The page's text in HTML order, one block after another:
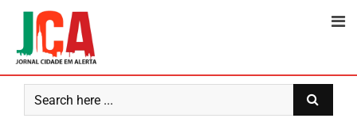
content